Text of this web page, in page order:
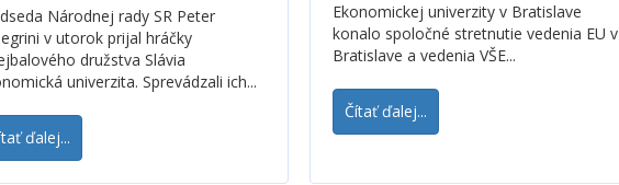
Národnej rady SR Peter
v utorok prijal hráčky
družstva Slávia
univerzita. Sprevádzali ich...
ďalej...
Ekonomickej univerzity v Bratislave
konalo spoločné stretnutie vedenia EU v
Bratislave a vedenia VŠE...
Čítať ďalej...